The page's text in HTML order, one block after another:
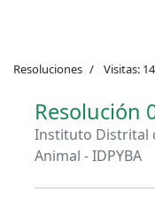
Resoluciones Visitas:
Resolución
Instituto Distrital
Animal - IDPYBA